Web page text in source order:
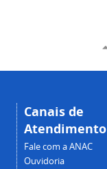
Canais de
Atendimento
Fale com a ANAC
Ouvidoria